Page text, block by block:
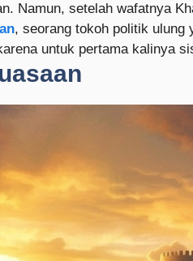
Namun, setelah wafatnya
, seorang tokoh politik ulung
untuk pertama kalinya